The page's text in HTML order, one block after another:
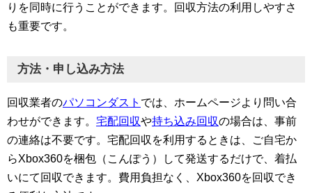
りを同時に行うことができます。回収方法の利用しやすさ
も重要です。
方法・申し込み方法
回収業者のパソコンダスト では、ホームページより問い合
わせができます。 宅配回収や持ち込み回収の場合は、事前
の連絡は不要です。宅配回収を利用するときは、ご自宅か
らXbox360を梱包（こんぽう）して発送するだけで、着払
いにて回収できます。費用負担なく、Xbox360を回収でき